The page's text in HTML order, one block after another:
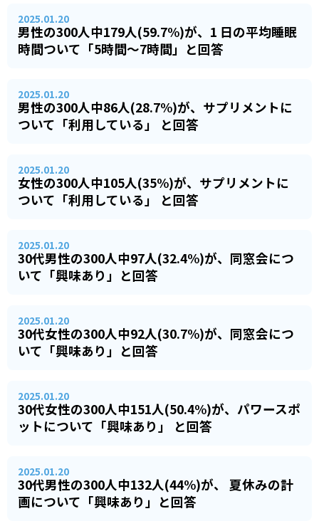
2025.01.20
男性の300人中179人(59.7%)が、1 日の平均睡眠
時間ついて「5時間～7時間」と回答
2025.01.20
男性の300人中86人(28.7%)が、サプリメントに
ついて「利用している」 と回答
2025.01.20
女性の300人中105人(35%)が、サプリメントに
ついて「利用している」 と回答
2025.01.20
30代男性の300人中97人(32.4%)が、同窓会につ
いて「興味あり」と回答
2025.01.20
30代女性の300人中92人(30.7%)が、同窓会につ
いて「興味あり」と回答
2025.01.20
30代女性の300人中151人(50.4%)が、パワースポ
ットについて「興味あり」 と回答
2025.01.20
30代男性の300人中132人(44%)が、 夏休みの計
画について「興味あり」と回答